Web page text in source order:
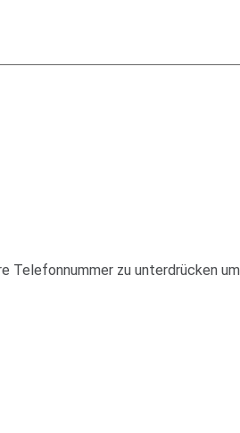
Telefonnummer zu unterdrücken um